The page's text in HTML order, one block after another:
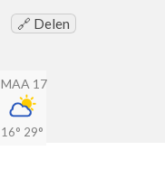
🔗 Delen
MAA 17
16° 29°